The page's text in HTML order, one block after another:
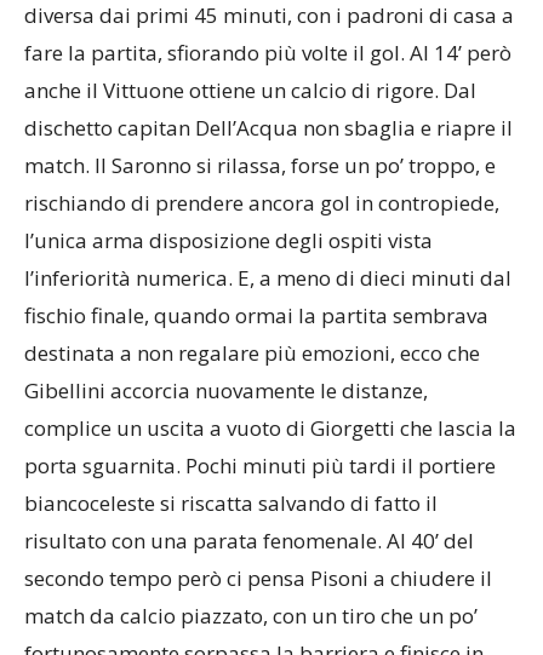
diversa dai primi 45 minuti, con i padroni di casa a
fare la partita, sfiorando più volte il gol. Al 14’ però
anche il Vittuone ottiene un calcio di rigore. Dal
dischetto capitan Dell’Acqua non sbaglia e riapre il
match. Il Saronno si rilassa, forse un po’ troppo, e
rischiando di prendere ancora gol in contropiede,
l’unica arma disposizione degli ospiti vista
l’inferiorità numerica. E, a meno di dieci minuti dal
fischio finale, quando ormai la partita sembrava
destinata a non regalare più emozioni, ecco che
Gibellini accorcia nuovamente le distanze,
complice un uscita a vuoto di Giorgetti che lascia la
porta sguarnita. Pochi minuti più tardi il portiere
biancoceleste si riscatta salvando di fatto il
risultato con una parata fenomenale. Al 40’ del
secondo tempo però ci pensa Pisoni a chiudere il
match da calcio piazzato, con un tiro che un po’